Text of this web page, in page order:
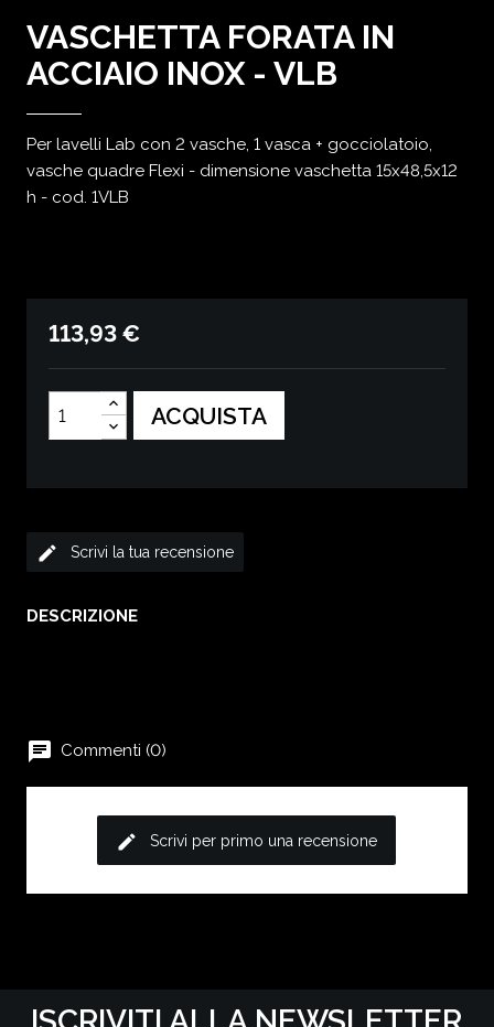
VASCHETTA FORATA IN
ACCIAIO INOX - VLB
Per lavelli Lab con 2 vasche, 1 vasca + gocciolatoio,
vasche quadre Flexi - dimensione vaschetta 15x48,5x12
h - cod. 1VLB
113,93 €
ACQUISTA
edit Scrivi la tua recensione
DESCRIZIONE
chat Commenti (0)
edit Scrivi per primo una recensione